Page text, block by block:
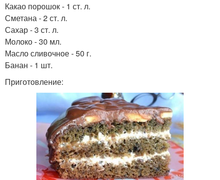
Какао порошок - 1 ст. л.
Сметана - 2 ст. л.
Сахар - 3 ст. л.
Молоко - 30 мл.
Масло сливочное - 50 г.
Банан - 1 шт.
Приготовление: